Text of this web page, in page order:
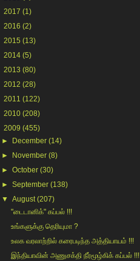
2017 (1)
2016 (2)
2015 (13)
2014 (5)
2013 (80)
2012 (28)
2011 (122)
2010 (208)
2009 (455)
►
December (14)
►
November (8)
►October (30)
►September (138)
▼ August (207)
"டைடானிக்" கப்பல் !!!
உங்களுக்கு தெரியுமா ?
உலக வரலாற்றில் கரைபடிந்த அத்தியாயம் !!!
இந்தியாவின் அணுசக்தி நீர்மூழ்கிக் கப்பல் !!!